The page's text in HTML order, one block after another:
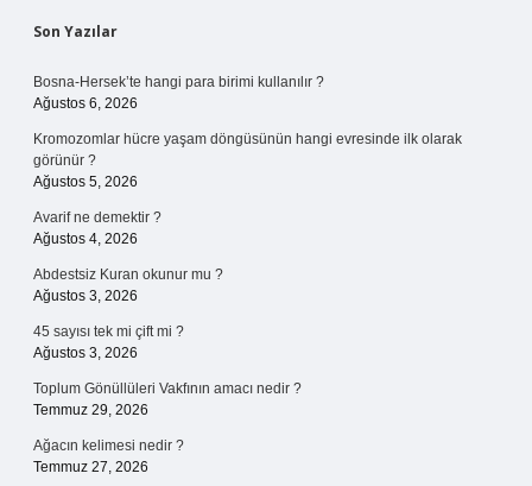
Sidebar
Son Yazılar
Bosna-Hersek’te hangi para birimi kullanılır ?
Ağustos 6, 2026
Kromozomlar hücre yaşam döngüsünün hangi evresinde ilk olarak
görünür ?
Ağustos 5, 2026
Avarif ne demektir ?
Ağustos 4, 2026
Abdestsiz Kuran okunur mu ?
Ağustos 3, 2026
45 sayısı tek mi çift mi ?
Ağustos 3, 2026
Toplum Gönüllüleri Vakfının amacı nedir ?
Temmuz 29, 2026
Ağacın kelimesi nedir ?
Temmuz 27, 2026